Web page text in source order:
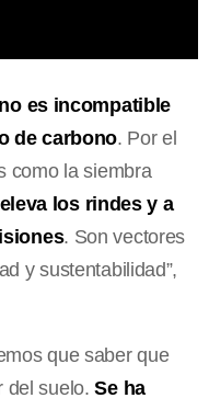
no es incompatible
de carbono. Por el
como la siembra
eleva los rindes y a
. Son vectores
y sustentabilidad”,
que saber que
del suelo.Se ha